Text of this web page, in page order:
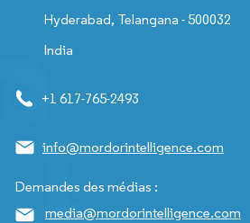
Hyderabad, Telangana - 500032
India
+1 617-765-2493
info@mordorintelligence.com
Demandes des médias :
media@mordorintelligence.com